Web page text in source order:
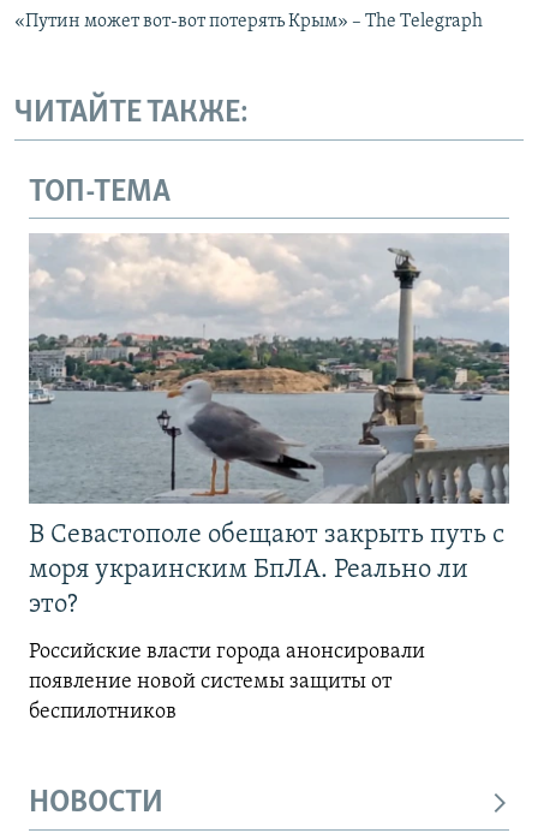
«Путин может вот-вот потерять Крым» – The Тelegraph
ЧИТАЙТЕ ТАКЖЕ:
ТОП-ТЕМА
В Севастополе обещают закрыть путь с
моря украинским БпЛА. Реально ли
это?
Российские власти города анонсировали
появление новой системы защиты от
беспилотников
НОВОСТИ